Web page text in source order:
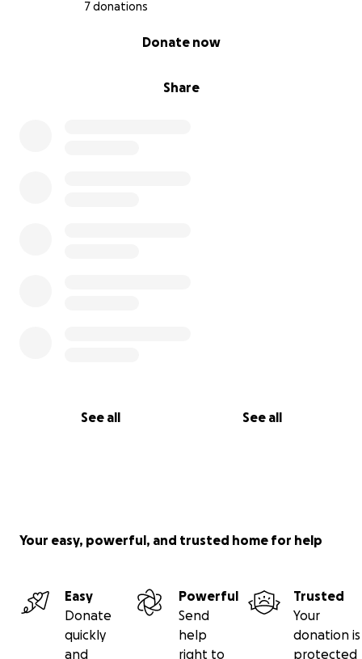
7 donations
Share
Donate now
See all See all
Your easy, powerful, and trusted home for help
Easy
Donate
quickly
and
Powerful
Send
help
right to
Trusted
Your
donation is
protected